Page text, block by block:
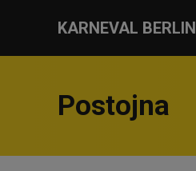
KARNEVAL BERLIN
Postojna